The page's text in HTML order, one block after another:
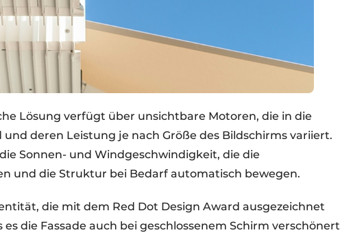
Lösung verfügt über unsichtbare Motoren, die in die
deren Leistung je nach Größe des Bildschirms variiert.
Sonnen- und Windgeschwindigkeit, die die
und die Struktur bei Bedarf automatisch bewegen.
die mit dem Red Dot Design Award ausgezeichnet
es die Fassade auch bei geschlossenem Schirm verschönert